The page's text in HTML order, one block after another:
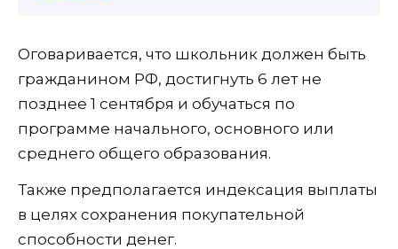
Оговаривается, что школьник должен быть
гражданином РФ, достигнуть 6 лет не
позднее 1 сентября и обучаться по
программе начального, основного или
среднего общего образования.
Также предполагается индексация выплаты
в целях сохранения покупательной
способности денег.